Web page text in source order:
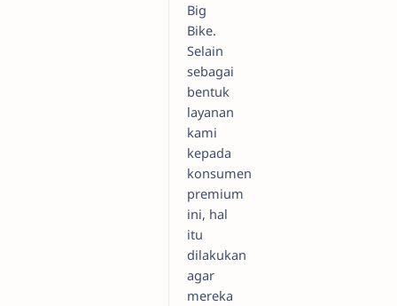
Big
Bike.
Selain
sebagai
bentuk
layanan
kami
kepada
konsumen
premium
ini, hal
itu
dilakukan
agar
mereka